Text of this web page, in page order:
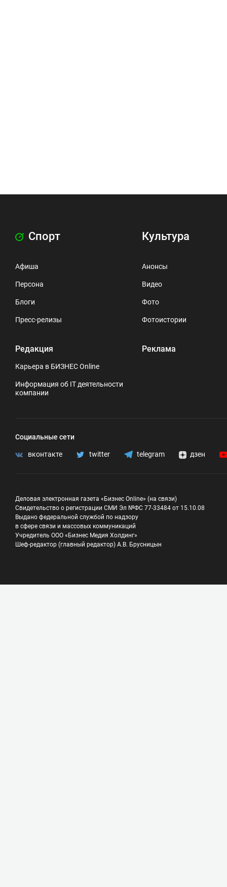
Спорт
Афиша
Персона
Блоги
Пресс-релизы
Редакция
Карьера в БИЗНЕС Online
Информация об IT деятельности
компании
Культура
Анонсы
Видео
Фото
Фотоистории
Реклама
Социальные сети
вконтакте twitter telegram дзен
Деловая электронная газета «Бизнес Online» (на связи)
Свидетельство о регистрации СМИ Эл №ФС 77-33484 от 15.10.08
Выдано федеральной службой по надзору
в сфере связи и массовых коммуникаций
Учредитель ООО «Бизнес Медия Холдинг»
Шеф-редактор (главный редактор) А.В. Брусницын